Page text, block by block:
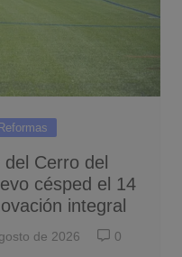
Reformas
Cerro del
césped el 14
integral
de 2026 0